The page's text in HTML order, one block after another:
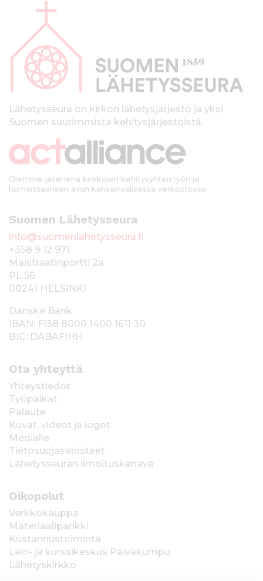
p
kLähetysseura on kirkon lähetysjärjestö ja yksi
Suomen suurimmista kehitysjärjestöistä.
Olemme jäsenenä kirkkojen kehitysyhteistyön ja
humanitaarisen avun kansainvälisessä verkostossa.
Suomen Lähetysseura
info@suomenlahetysseura.fi
+358 9 12 971
Maistraatinportti 2a
PL 56
00241 HELSINKI
Danske Bank
IBAN: FI38 8000 1400 1611 30
BIC: DABAFIHH
Ota yhteyttä
Yhteystiedot
Työpaikat
Palaute
Kuvat, videot ja logot
Medialle
Tietosuojaselosteet
Lähetysseuran ilmoituskanava
Oikopolut
Verkkokauppa
Materiaalipankki
Kustannustoiminta
Leiri- ja kurssikeskus Päiväkumpu
Lähetyskirkko